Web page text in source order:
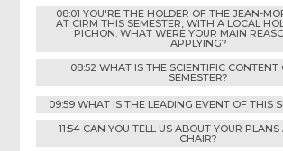
08:01 YOU'RE THE HOLDER OF THE JEAN-
AT CIRM THIS SEMESTER, WITH A LOCAL
PICHON. WHAT WERE YOUR MAIN
APPLYING?
08:52 WHAT IS THE SCIENTIFIC CONTENT
SEMESTER?
09:59 WHAT IS THE LEADING EVENT OF THIS
11:54 CAN YOU TELL US ABOUT YOUR
CHAIR?